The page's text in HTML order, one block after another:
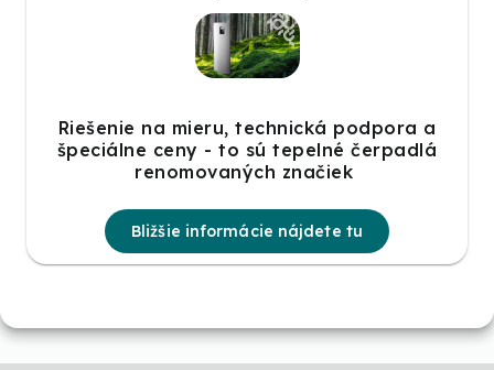
Riešenie na mieru, technická podpora a
špeciálne ceny - to sú tepelné čerpadlá
renomovaných značiek
Bližšie informácie nájdete tu